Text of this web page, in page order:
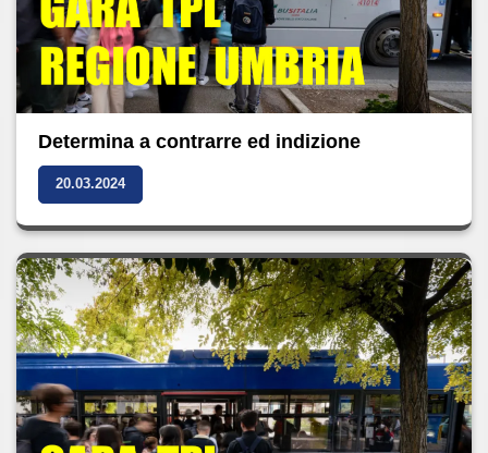
Determina a contrarre ed indizione
20.03.2024